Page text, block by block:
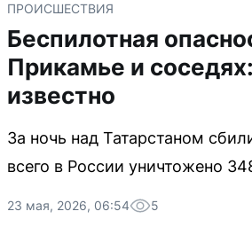
ПРОИСШЕСТВИЯ
Беспилотная
Прикамье и
известно
За ночь над Татарстаном
всего в России уничтожено
23 мая, 2026, 06:54 5